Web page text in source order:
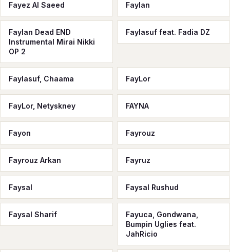
Fayez Al Saeed Faylan
Faylan Dead END
Instrumental Mirai Nikki
OP 2
Faylasuf feat. Fadia DZ
Faylasuf, Chaama FayLor
FayLor, Netyskney FAYNA
Fayon Fayrouz
Fayrouz Arkan Fayruz
Faysal Faysal Rushud
Faysal Sharif
Fayuca, Gondwana,
Bumpin Uglies feat.
JahRicio